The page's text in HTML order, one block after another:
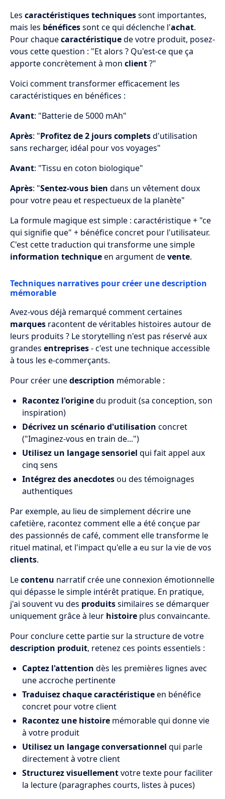
Les caractéristiques techniquessont importantes,
mais les bénéficessont ce qui déclenche l'achat.
Pour chaquecaractéristiquede votre produit, posez-
vous cette question : "Et alors ? Qu'est-ce que ça
apporte concrètement à mon client?"
Voici comment transformer efficacement les
caractéristiques en bénéfices :
Avant: "Batterie de 5000 mAh"
Après: "Profitez de 2 jours completsd'utilisation
sans recharger, idéal pour vos voyages"
Avant: "Tissu en coton biologique"
Après: "Sentez-vous bien dans un vêtement doux
pour votre peau et respectueux de la planète"
La formule magique est simple : caractéristique + "ce
qui signifie que" + bénéfice concret pour l'utilisateur.
C'est cette traduction qui transforme une simple
information techniqueen argument devente.
Techniques narratives pour créer une description
mémorable
Avez-vous déjà remarqué comment certaines
marques racontent de véritables histoires autour de
leurs produits ? Le storytelling n'est pas réservé aux
grandes entreprises- c'est une technique accessible
à tous les e-commerçants.
Pour créer unedescription mémorable :
Racontez l'originedu produit (sa conception, son
inspiration)
Décrivez un scénario d'utilisation concret
("Imaginez-vous en train de...")
Utilisez un langage sensoriel qui fait appel aux
cinq sens
Intégrez des anecdotesou des témoignages
authentiques
Par exemple, au lieu de simplement décrire une
cafetière, racontez comment elle a été conçue par
des passionnés de café, comment elle transforme le
rituel matinal, et l'impact qu'elle a eu sur la vie de vos
clients.
Lecontenu narratif crée une connexion émotionnelle
qui dépasse le simple intérêt pratique. En pratique,
j'ai souvent vu des produitssimilaires se démarquer
uniquement grâce à leur histoire plus convaincante.
Pour conclure cette partie sur la structure de votre
description produit, retenez ces points essentiels :
Captez l'attention dès les premières lignes avec
une accroche pertinente
Traduisez chaque caractéristiqueen bénéfice
concret pour votre client
Racontez une histoire mémorable qui donne vie
à votre produit
Utilisez un langage conversationnel qui parle
directement à votre client
Structurez visuellementvotre texte pour faciliter
la lecture (paragraphes courts, listes à puces)